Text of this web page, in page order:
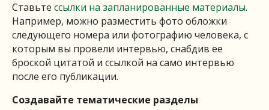
Ставьте ссылки на запланированные материалы.
Например, можно разместить фото обложки
следующего номера или фотографию человека, с
которым вы провели интервью, снабдив ее
броской цитатой и ссылкой на само интервью
после его публикации.
Создавайте тематические разделы